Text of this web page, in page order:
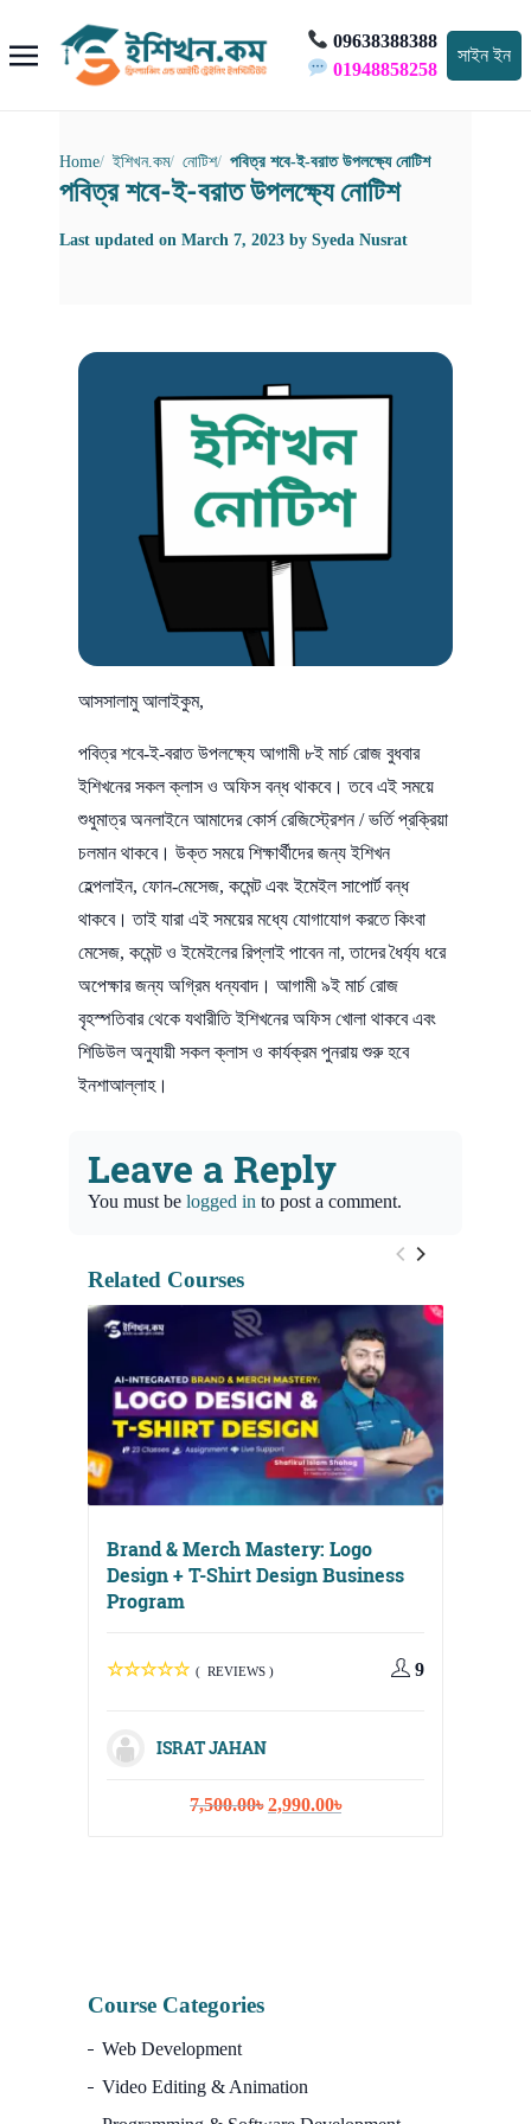
09638388388
01948858258
সাইন ইন
Home ইশিখন.কম নোটিশ পবিত্র শবে-ই-বরাত উপলক্ষ্যে নোটিশ
পবিত্র শবে-ই-বরাত উপলক্ষ্যে নোটিশ
Last updated on March 7, 2023 by Syeda Nusrat
আসসালামু আলাইকুম,
পবিত্র শবে-ই-বরাত উপলক্ষ্যে আগামী ৮ই মার্চ রোজ বুধবার
ইশিখনের সকল ক্লাস ও অফিস বন্ধ থাকবে। তবে এই সময়ে
শুধুমাত্র অনলাইনে আমাদের কোর্স রেজিস্ট্রেশন / ভর্তি প্রক্রিয়া
চলমান থাকবে। উক্ত সময়ে শিক্ষার্থীদের জন্য ইশিখন
হেল্পলাইন, ফোন-মেসেজ, কমেন্ট এবং ইমেইল সাপোর্ট বন্ধ
থাকবে। তাই যারা এই সময়ের মধ্যে যোগাযোগ করতে কিংবা
মেসেজ, কমেন্ট ও ইমেইলের রিপ্লাই পাবেন না, তাদের ধৈর্য্য ধরে
অপেক্ষার জন্য অগ্রিম ধন্যবাদ। আগামী ৯ই মার্চ রোজ
বৃহস্পতিবার থেকে যথারীতি ইশিখনের অফিস খোলা থাকবে এবং
শিডিউল অনুযায়ী সকল ক্লাস ও কার্যক্রম পুনরায় শুরু হবে
ইনশাআল্লাহ।
Leave a Reply
You must be logged in to post a comment.
Related Courses
Brand & Merch Mastery: Logo
Design + T-Shirt Design Business
Program
( REVIEWS ) 9
ISRAT JAHAN
7,500.00৳ Original
2,990.00৳Current
Course Categories
Web Development
Video Editing & Animation